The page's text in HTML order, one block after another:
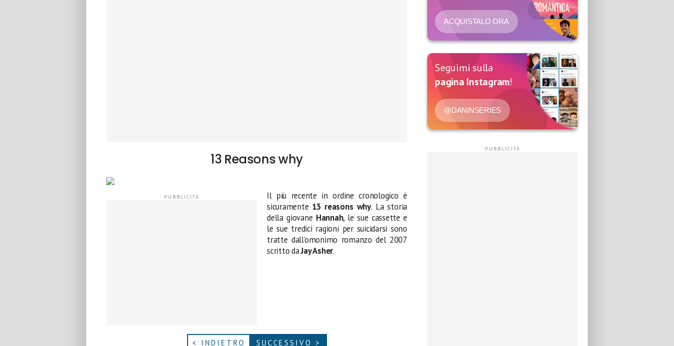
13 Reasons why
Il più recente in ordine cronologico è
sicuramente 13 reasons why. La storia
della giovane Hannah, le sue cassette e
le sue tredici ragioni per suicidarsi sono
tratte dall’omonimo romanzo del 2007
scritto daJay Asher.
< INDIETRO SUCCESSIVO >
ACQUISTALO ORA
Seguimi sulla
pagina Instagram!
@DANINSERIES